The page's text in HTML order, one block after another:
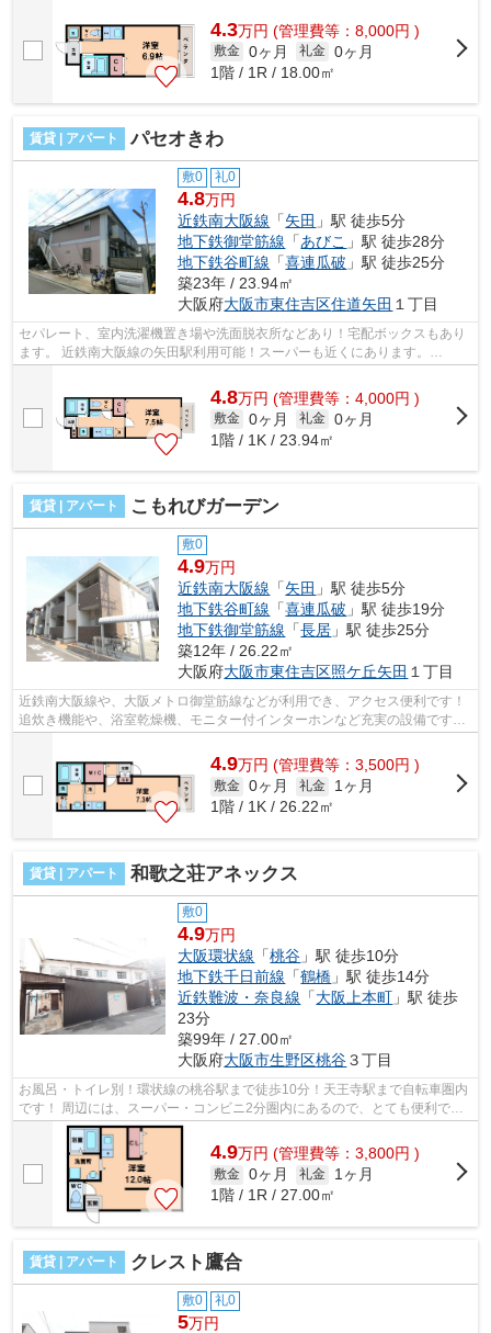
4.3万円 (管理費等：8,000円 )
敷金 0ヶ月 礼金 0ヶ月
1階 / 1R / 18.00㎡
賃貸 | アパート パセオきわ
敷0 礼0
4.8万円
近鉄南大阪線 「矢田 」駅 徒歩5分
地下鉄御堂筋線 「あびこ 」駅 徒歩28分
地下鉄谷町線 「喜連瓜破 」駅 徒歩25分
築23年 / 23.94㎡
大阪府大阪市東住吉区住道矢田 １丁目
セパレート、室内洗濯機置き場や洗面脱衣所などあり！宅配ボックスもあり
ます。 近鉄南大阪線の矢田駅利用可能！スーパーも近くにあります。
■□■□■□■□■□■□■□■□■□■□■□■□■□■□■□■□■□■□■...
4.8万円 (管理費等：4,000円 )
敷金 0ヶ月 礼金 0ヶ月
1階 / 1K / 23.94㎡
賃貸 | アパート こもれびガーデン
敷0
4.9万円
近鉄南大阪線 「矢田 」駅 徒歩5分
地下鉄谷町線 「喜連瓜破 」駅 徒歩19分
地下鉄御堂筋線 「長居 」駅 徒歩25分
築12年 / 26.22㎡
大阪府大阪市東住吉区照ケ丘矢田 １丁目
近鉄南大阪線や、大阪メトロ御堂筋線などが利用でき、アクセス便利です！
追炊き機能や、浴室乾燥機、モニター付インターホンなど充実の設備です！
■□■□■□■□■□■□■□■□■□■□■□■□■□■□■□■...
4.9万円 (管理費等：3,500円 )
敷金 0ヶ月 礼金
1ヶ月
1階 / 1K / 26.22㎡
賃貸 | アパート 和歌之荘アネックス
敷0
4.9万円
大阪環状線 「桃谷 」駅 徒歩10分
地下鉄千日前線 「鶴橋 」駅 徒歩14分
近鉄難波・奈良線 「大阪上本町 」駅 徒歩
23分
築99年 / 27.00㎡
大阪府大阪市生野区桃谷３丁目
お風呂・トイレ別！環状線の桃谷駅まで徒歩10分！天王寺駅まで自転車圏内
です！ 周辺には、スーパー・コンビニ2分圏内にあるので、とても便利で
す！ ■□■□■□■□■□■□■□■□■□■□■□■□■□■□■□...
4.9万円 (管理費等：3,800円 )
敷金 0ヶ月 礼金
1ヶ月
1階 / 1R / 27.00㎡
賃貸 | アパート クレスト鷹合
敷0 礼0
5万円